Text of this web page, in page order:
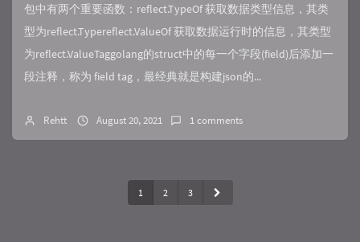
包中有两个重要函数：reflect.TypeOf 获取数据类型信息，其类
型为reflect.Typereflect.ValueOf 获取数据运行时的信息，其类型
为reflect.ValueTaggolang的struct中的每一个字段(field)后添加一
段注释，称为 field tag，最经典就是构建json的...
Rehtt August 20, 2021 1 comments
1 2 3